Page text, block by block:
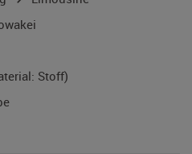
Stoff)